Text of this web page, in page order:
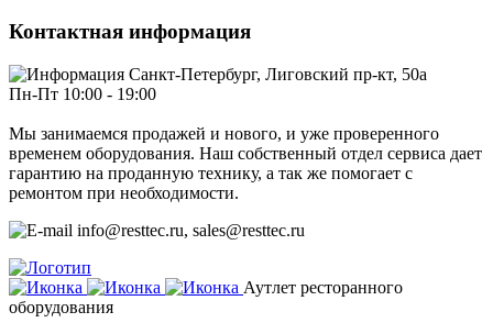
Контактная информация
Санкт-Петербург, Лиговский пр-кт, 50а
Пн-Пт 10:00 - 19:00
Мы занимаемся продажей и нового, и уже проверенного
временем оборудования. Наш собственный отдел сервиса дает
гарантию на проданную технику, а так же помогает с
ремонтом при необходимости.
info@resttec.ru, sales@resttec.ru
Аутлет ресторанного
оборудования